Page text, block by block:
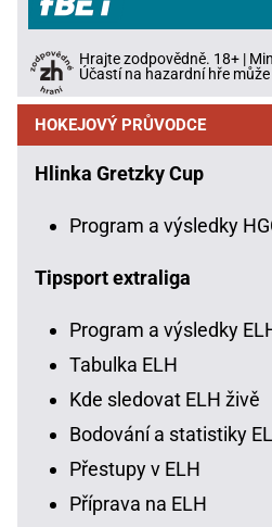
Hrajte zodpovědně. 18+ |
Účastí na hazardní hře
HOKEJOVÝ PRŮVODCE
Hlinka Gretzky Cup
Program a výsledky
Tipsport extraliga
Program a výsledky
Tabulka ELH
Kde sledovat ELH živě
Bodování a statistiky
Přestupy v ELH
Příprava na ELH